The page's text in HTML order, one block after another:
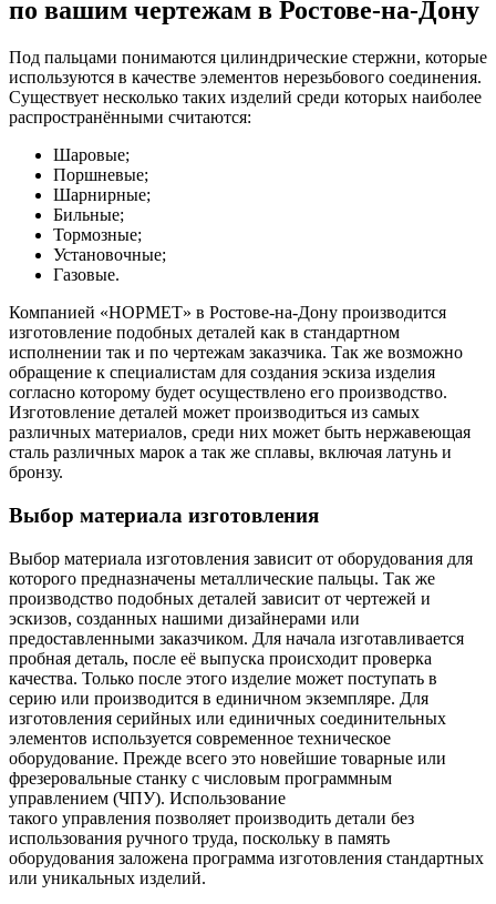
по вашим чертежам в Ростове-на-Дону
Под пальцами понимаются цилиндрические стержни, которые
используются в качестве элементов нерезьбового соединения.
Существует несколько таких изделий среди которых наиболее
распространёнными считаются:
Шаровые;
Поршневые;
Шарнирные;
Бильные;
Тормозные;
Установочные;
Газовые.
Компанией «НОРМЕТ» в Ростове-на-Дону производится
изготовление подобных деталей как в стандартном
исполнении так и по чертежам заказчика. Так же возможно
обращение к специалистам для создания эскиза изделия
согласно которому будет осуществлено его производство.
Изготовление деталей может производиться из самых
различных материалов, среди них может быть нержавеющая
сталь различных марок а так же сплавы, включая латунь и
бронзу.
Выбор материала изготовления
Выбор материала изготовления зависит от оборудования для
которого предназначены металлические пальцы. Так же
производство подобных деталей зависит от чертежей и
эскизов, созданных нашими дизайнерами или
предоставленными заказчиком. Для начала изготавливается
пробная деталь, после её выпуска происходит проверка
качества. Только после этого изделие может поступать в
серию или производится в единичном экземпляре. Для
изготовления серийных или единичных соединительных
элементов используется современное техническое
оборудование. Прежде всего это новейшие товарные или
фрезеровальные станку с числовым программным
управлением (ЧПУ). Использование
такого управления позволяет производить детали без
использования ручного труда, поскольку в память
оборудования заложена программа изготовления стандартных
или уникальных изделий.